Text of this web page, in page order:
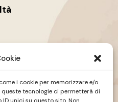
i cookie per memorizzare e/o
tecnologie ci permetterà di